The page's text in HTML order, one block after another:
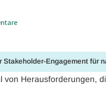
Stakeholder-Engagement für
von Herausforderungen,